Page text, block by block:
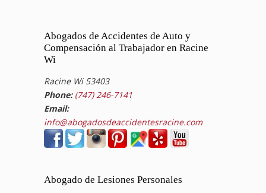
Abogados de Accidentes de Auto y
Compensación al Trabajador en Racine
Wi
Racine Wi 53403
Phone: (747) 246-7141
Email:
info@abogadosdeaccidentesracine.com
Abogado de Lesiones Personales